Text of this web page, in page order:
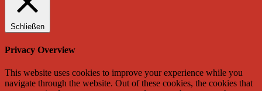
Schließen
Privacy Overview
This website uses cookies to improve your experience while you
navigate through the website. Out of these cookies, the cookies that